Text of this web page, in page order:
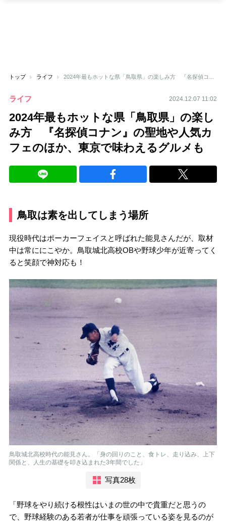
トップ ライフ
ライフ 2024.12.07 11:02
2024年最もホットな県「鳥取県」の楽し
み方 『名探偵コナン』の聖地や人気カ
フェのほか、東京で味わえるグルメも
鳥取は素を出してしまう場所
現役時代はポーカーフェイスと呼ばれた能見さんだが、取材
中は常ににこやか。鳥取城北高校OBや野球少年が近寄ってく
ると笑顔で神対応も！
鳥取城北高校時代の能見さん。「身の回りのこと、食トレ、走り込み、上下
関係と、人生の基礎を叩き込まれた3年間でした」
写真28枚
「野球をやり続ける根性はいまの世の中で貴重だと思うの
で、野球経験のある若者が仕事を頑張っている姿を見るのが